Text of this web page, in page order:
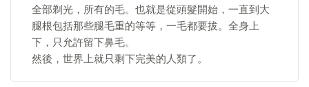
全部剃光，所有的毛。也就是從頭髮開始，一直到大
腿根包括那些腿毛重的等等，一毛都要拔。全身上
下，只允許留下鼻毛。
然後，世界上就只剩下完美的人類了。